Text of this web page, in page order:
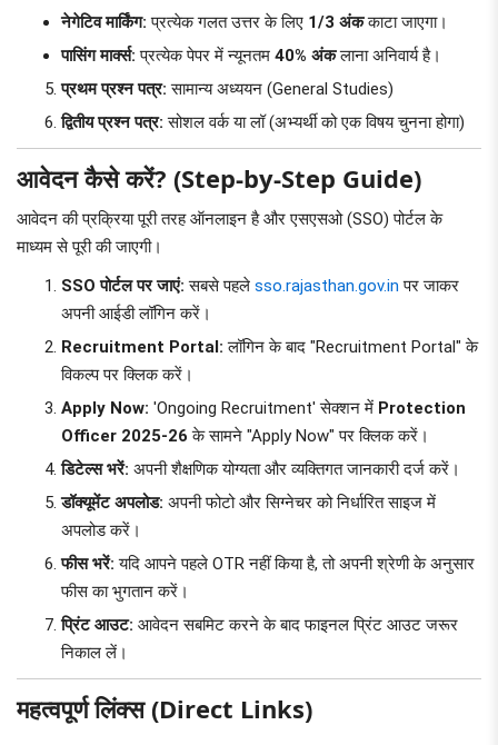
नेगेटिव मार्किंग: प्रत्येक गलत उत्तर के लिए 1/3 अंककाटा जाएगा।
पासिंग मार्क्स: प्रत्येक पेपर में न्यूनतम 40% अंकलाना अनिवार्य है।
प्रथम प्रश्न पत्र: सामान्य अध्ययन (General Studies)
द्वितीय प्रश्न पत्र: सोशल वर्क या लॉ (अभ्यर्थी को एक विषय चुनना होगा)
आवेदन कैसे करें? (Step-by-Step Guide)
आवेदन की प्रक्रिया पूरी तरह ऑनलाइन है और एसएसओ (SSO) पोर्टल के
माध्यम से पूरी की जाएगी।
SSO पोर्टल पर जाएं: सबसे पहले sso.rajasthan.gov.in पर जाकर
अपनी आईडी लॉगिन करें।
Recruitment Portal: लॉगिन के बाद "Recruitment Portal" के
विकल्प पर क्लिक करें।
Apply Now: 'Ongoing Recruitment' सेक्शन में Protection
Officer 2025-26 के सामने "Apply Now" पर क्लिक करें।
डिटेल्स भरें: अपनी शैक्षणिक योग्यता और व्यक्तिगत जानकारी दर्ज करें।
डॉक्यूमेंट अपलोड: अपनी फोटो और सिग्नेचर को निर्धारित साइज में
अपलोड करें।
फीस भरें: यदि आपने पहले OTR नहीं किया है, तो अपनी श्रेणी के अनुसार
फीस का भुगतान करें।
प्रिंट आउट: आवेदन सबमिट करने के बाद फाइनल प्रिंट आउट जरूर
निकाल लें।
महत्वपूर्ण लिंक्स (Direct Links)